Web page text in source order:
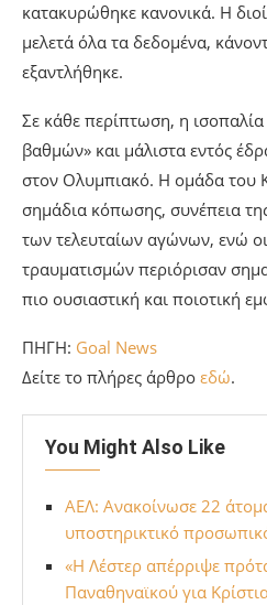
κατακυρώθηκε κανονικά. Η
μελετά όλα τα δεδομένα,
εξαντλήθηκε.
Σε κάθε περίπτωση, η ισοπαλία
βαθμών» και μάλιστα εντός
στον Ολυμπιακό. Η ομάδα του
σημάδια κόπωσης, συνέπεια
των τελευταίων αγώνων, ενώ
τραυματισμών περιόρισαν
πιο ουσιαστική και ποιοτική
ΠΗΓΗ: Goal News
Δείτε το πλήρες άρθρο εδώ.
You Might Also Like
ΑΕΛ: Ανακοίνωσε 22 άτομα
υποστηρικτικό
«Η Λέστερ απέρριψε
Παναθηναϊκού για